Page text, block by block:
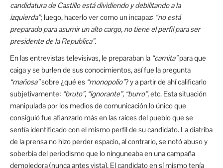
candidatura de Castillo está dividiendo y debilitando a la
izquierda”; luego, hacerlo ver como un incapaz: “no está
preparado para asumir un alto cargo, no tiene el perfil para ser
presidente de la Republica”.
En las entrevistas televisivas, le preparaban la “camita”para que
caiga y se burlen de sus conocimientos, así fue la pregunta
“mañosa”sobre ¿qué es “monopolio”? y a partir de ahí calificarlo
subjetivamente: “bruto”, “ignorante”, “burro”,etc. Esta situación
manipulada por los medios de comunicación lo único que
consiguió fue afianzarlo más en las raíces del pueblo que se
sentía identificado con el mismo perfil de su candidato. La diatriba
de la prensa no hizo perder espacio, al contrario, se notó abuso y
soberbia del periodismo que lo ninguneaba en una campaña
demoledora (nunca antes vista). El candidato en sí mismo tenía